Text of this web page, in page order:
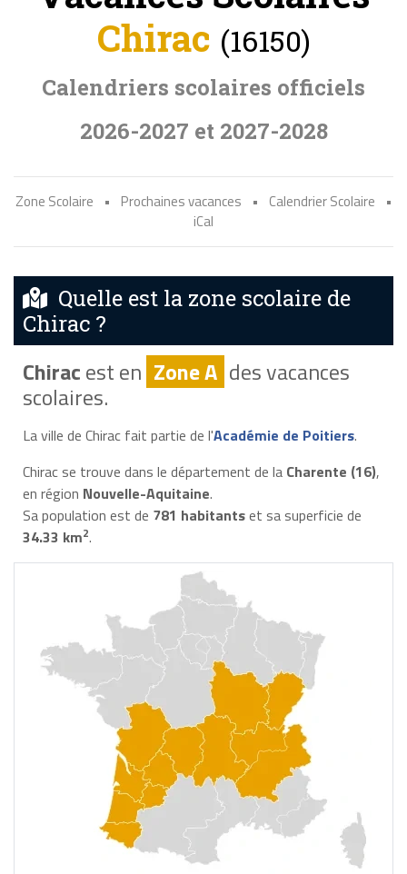
Chirac (16150)
Calendriers scolaires officiels
2026-2027 et 2027-2028
Zone Scolaire • Prochaines vacances • Calendrier Scolaire
•
iCal
Quelle est la zone scolaire de
Chirac ?
Chiracest en Zone A des vacances
scolaires.
La ville de Chirac fait partie de l'Académie de Poitiers.
Chirac se trouve dans le département de la Charente (16),
en région Nouvelle-Aquitaine.
Sa population est de 781 habitantset sa superficie de
34.33 km2.